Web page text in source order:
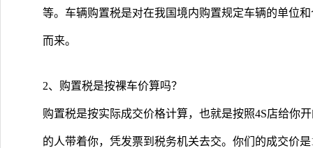
等。车辆购置税是对在我国境内购置规定车辆的单位
而来。
2、购置税是按裸车价算吗？
购置税是按实际成交价格计算，也就是按照4S店给你
的人带着你，凭发票到税务机关去交。你们的成交价